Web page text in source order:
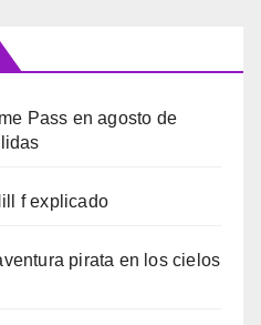
Pass en agosto de
f explicado
pirata en los cielos